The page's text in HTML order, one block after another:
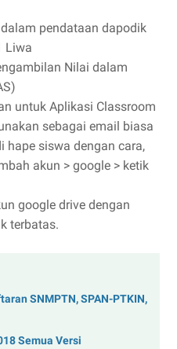
pendataan dapodik
Liwa
Nilai dalam
untuk Aplikasi Classroom
sebagai email biasa
hape siswa dengan cara,
akun > google > ketik
google drive dengan
terbatas.
SNMPTN, SPAN-PTKIN,
Semua Versi